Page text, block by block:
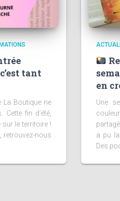
tant
La Boutique ne
fin d’été,
le territoire !
retrouvez-nous
en
Une
a pu
Des